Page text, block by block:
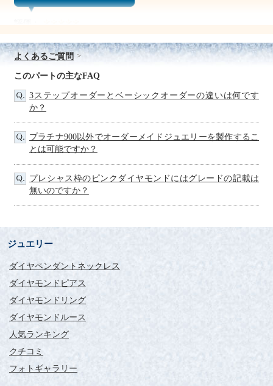
東京都 YN様
プロポーズ用の婚約指輪でお世話になりました。
プロポーズの結果は大成功で彼女もすごく喜んでくれました。
ておりました。
お陰様でその日は素晴らしい1日になりました。
これからも皆さんに喜ばれる思い出の婚約指輪を作り続けて下
さい。
本当に有難うございました！
よくあるご質問
このパートの主なFAQ
3ステップオーダーとベーシックオーダーの違いは何です
か？
プラチナ900以外でオーダーメイドジュエリーを製作するこ
とは可能ですか？
プレシャス枠のピンクダイヤモンドにはグレードの記載は
無いのですか？
ジュエリー
ダイヤペンダントネックレス
ダイヤモンドピアス
ダイヤモンドリング
ダイヤモンドルース
人気ランキング
クチコミ
フォトギャラリー